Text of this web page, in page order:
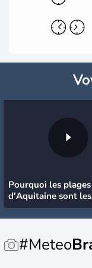
Pourquoi les plages
d'Aquitaine sont les
meilleures pour
#Meteo